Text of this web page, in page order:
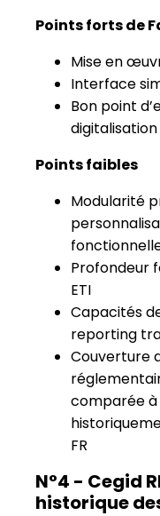
Points forts de
Mise en
Interface
Bon point
digitalisation
Points faibles
Modularité
Profondeur
ETI
Capacités
reporting
Couverture
comparée
FR
N°4 - Cegid
historique